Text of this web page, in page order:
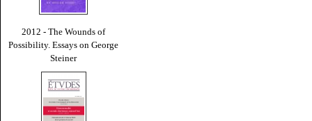
2012 - The Wounds of
Possibility. Essays on George
Steiner